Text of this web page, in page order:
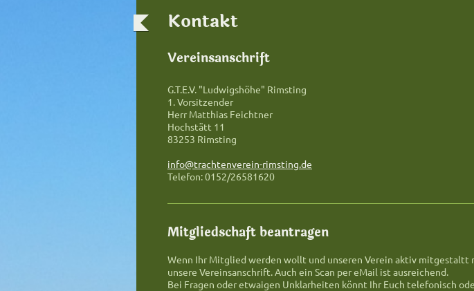
Kontakt
Vereinsanschrift
G.T.E.V. "Ludwigshöhe" Rimsting
1. Vorsitzender
Herr Matthias Feichtner
Hochstätt 11
83253 Rimsting
info@trachtenverein-rimsting.de
Telefon: 0152/26581620
Mitgliedschaft beantragen
Wenn Ihr Mitglied werden wollt und unseren Verein aktiv
unsere Vereinsanschrift. Auch ein Scan per eMail ist ausreichend.
Bei Fragen oder etwaigen Unklarheiten könnt Ihr Euch telefonisch